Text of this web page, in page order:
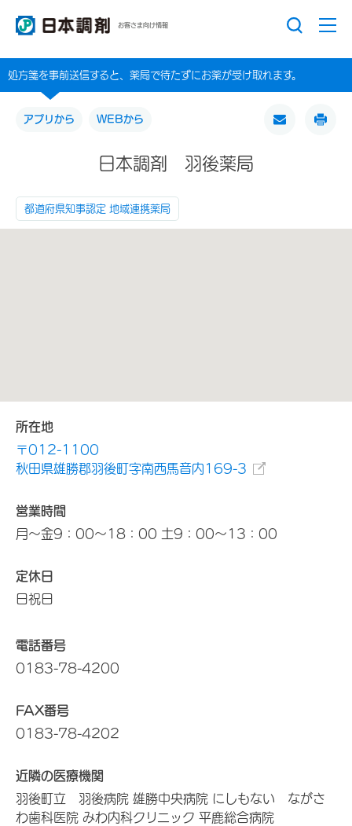
お客さま向け情報
処方箋を事前送信すると、薬局で待たずにお薬が受け取れます。
アプリから WEBから
日本調剤 羽後薬局
都道府県知事認定 地域連携薬局
所在地
〒012-1100
秋田県雄勝郡羽後町字南西馬音内169-3
営業時間
月～金9：00～18：00 土9：00～13：00
定休日
日祝日
電話番号
0183-78-4200
FAX番号
0183-78-4202
近隣の医療機関
羽後町立 羽後病院 雄勝中央病院 にしもない ながさ
わ歯科医院 みわ内科クリニック 平鹿総合病院